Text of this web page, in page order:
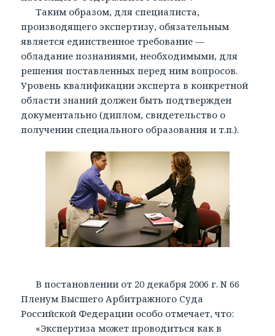
Таким образом, для специалиста,
производящего экспертизу, обязательным
является единственное требование —
обладание познаниями, необходимыми, для
решения поставленных перед ним вопросов.
Уровень квалификации эксперта в конкретной
области знаний должен быть подтвержден
документально (диплом, свидетельство о
получении специального образования и т.п.).
В постановлении от 20 декабря 2006 г. N 66
Пленум Высшего Арбитражного Суда
Российской Федерации особо отмечает, что:
«Экспертиза может проводиться как в